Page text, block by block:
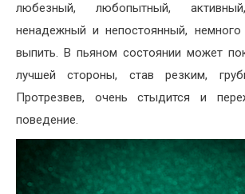
Красота
Недвижимость
любезный, любопытный,
ненадежный и непостоянный, немного
выпить. В пьяном состоянии может
лучшей стороны, став резким,
Протрезвев, очень стыдится и
поведение.